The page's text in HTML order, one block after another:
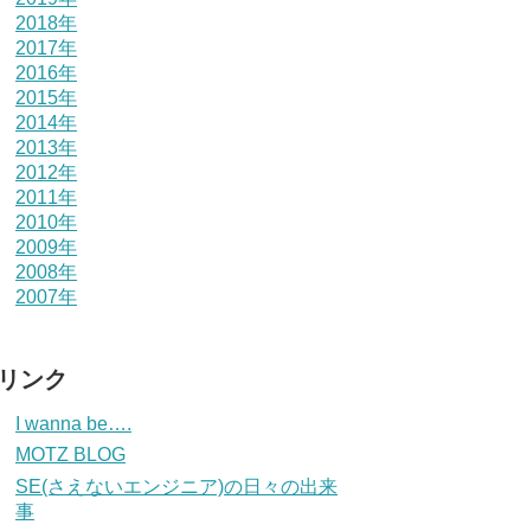
2018年
2017年
2016年
2015年
2014年
2013年
2012年
2011年
2010年
2009年
2008年
2007年
リンク
I wanna be….
MOTZ BLOG
SE(さえないエンジニア)の日々の出来
事